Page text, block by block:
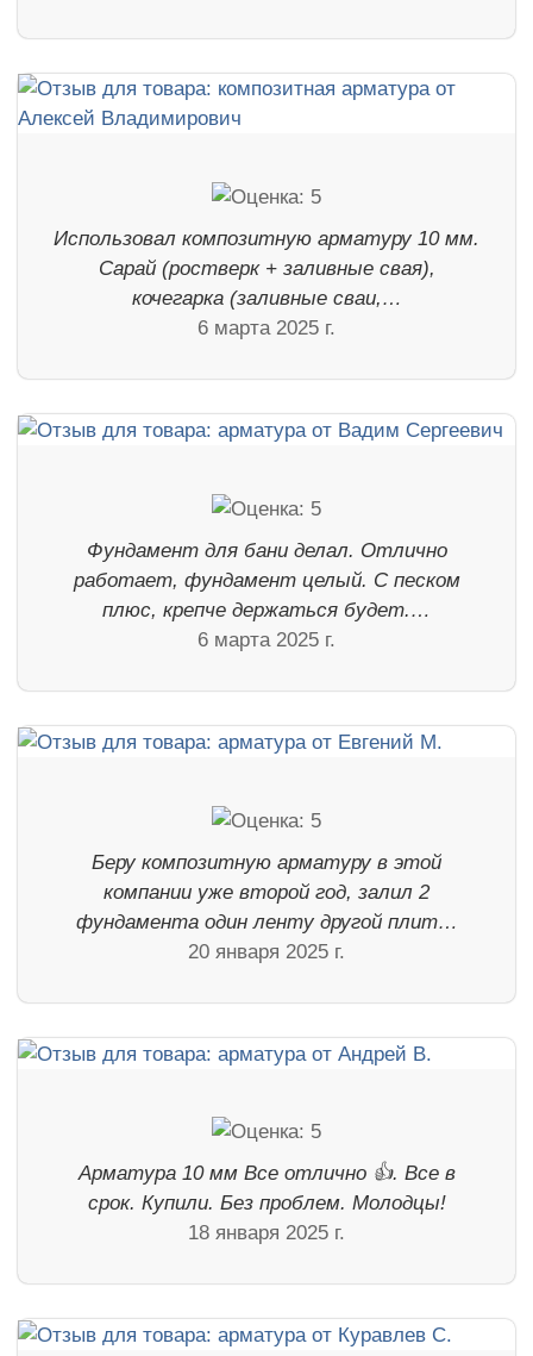
Использовал композитную арматуру 10 мм.
Сарай (ростверк + заливные свая),
кочегарка (заливные сваи,…
6 марта 2025 г.
Фундамент для бани делал. Отлично
работает, фундамент целый. С песком
плюс, крепче держаться будет.…
6 марта 2025 г.
Беру композитную арматуру в этой
компании уже второй год, залил 2
фундамента один ленту другой плит…
20 января 2025 г.
Арматура 10 мм Все отлично 👍. Все в
срок. Купили. Без проблем. Молодцы!
18 января 2025 г.